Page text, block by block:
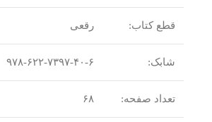
قطع کتاب: رقعی
شابک: ۹۷۸-۶۲۲-۷۳۹۷-۴۰-۶
تعداد صفحه: ۶۸